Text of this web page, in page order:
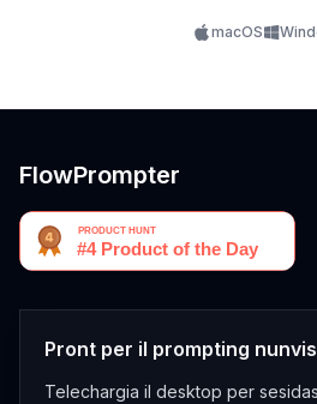
macOS
FlowPrompter
Pront per il prompting
Telechargia il desktop per